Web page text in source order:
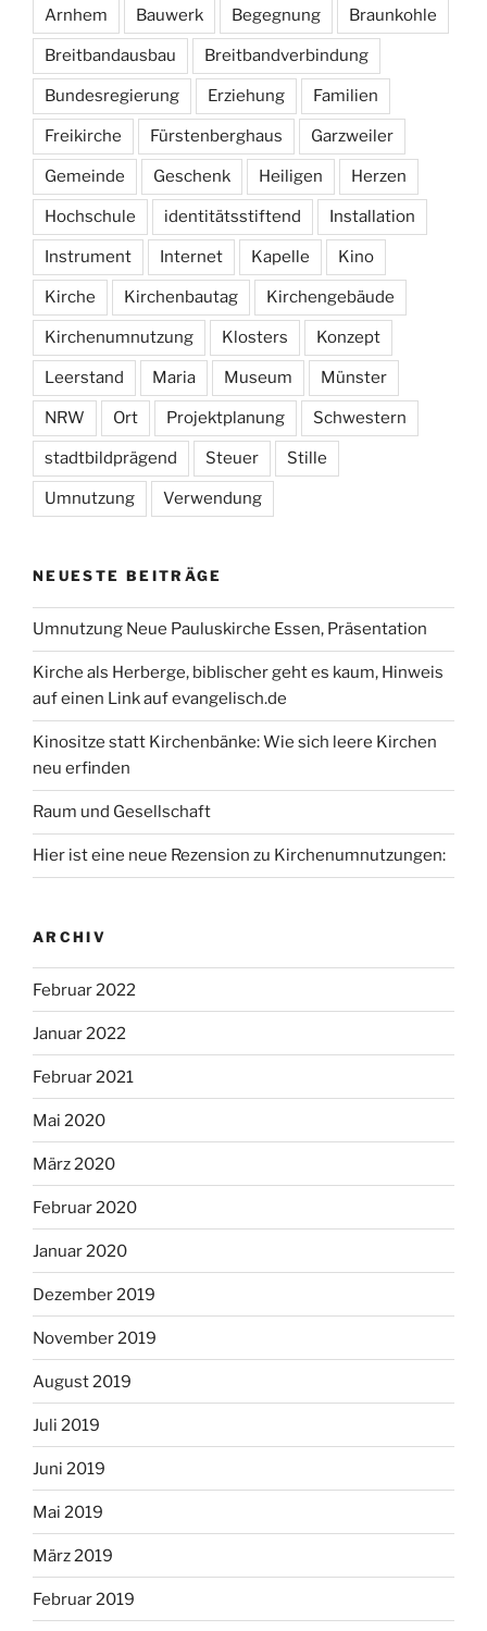
Arnhem Bauwerk Begegnung Braunkohle
Breitbandausbau Breitbandverbindung
Bundesregierung Erziehung Familien
Freikirche Fürstenberghaus Garzweiler
Gemeinde Geschenk Heiligen Herzen
Hochschule identitätsstiftend Installation
Instrument Internet Kapelle Kino
Kirche Kirchenbautag Kirchengebäude
Kirchenumnutzung Klosters Konzept
Leerstand Maria Museum Münster
NRW Ort Projektplanung Schwestern
stadtbildprägend Steuer Stille
Umnutzung Verwendung
NEUESTE BEITRÄGE
Umnutzung Neue Pauluskirche Essen, Präsentation
Kirche als Herberge, biblischer geht es kaum, Hinweis
auf einen Link auf evangelisch.de
Kinositze statt Kirchenbänke: Wie sich leere Kirchen
neu erfinden
Raum und Gesellschaft
Hier ist eine neue Rezension zu Kirchenumnutzungen:
ARCHIV
Februar 2022
Januar 2022
Februar 2021
Mai 2020
März 2020
Februar 2020
Januar 2020
Dezember 2019
November 2019
August 2019
Juli 2019
Juni 2019
Mai 2019
März 2019
Februar 2019